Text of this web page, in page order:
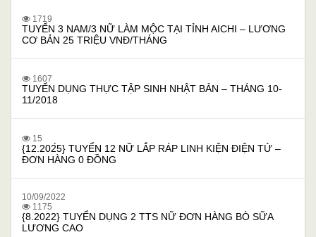
1719
TUYỂN 3 NAM/3 NỮ LÀM MỘC TẠI TỈNH AICHI – LƯƠNG
CƠ BẢN 25 TRIỆU VNĐ/THÁNG
1607
TUYỂN DỤNG THỰC TẬP SINH NHẬT BẢN – THÁNG 10-
11/2018
15
{12.202̀5} TUYỂN 12 NỮ LẮP RÁP LINH KIỆN ĐIỆN TỬ –
ĐƠN HÀNG 0 ĐỒNG
10/09/2022
1175
{8.2022} TUYỂN DỤNG 2 TTS NỮ ĐƠN HÀNG BÒ SỮA
LƯƠNG CAO